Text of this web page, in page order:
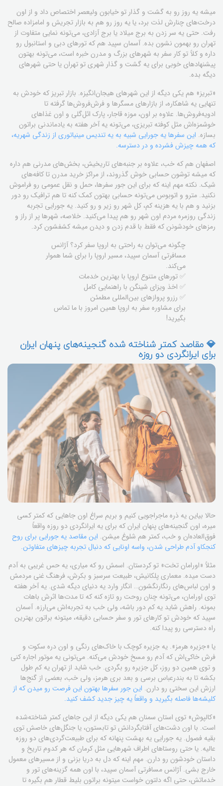
میشه یه روز رو به گشت و گذار تو خیابون ولیعصر اختصاص داد و از اون
درخت‌های چنارش لذت برد، یا یه روز رو هم به بازار تجریش و امامزاده صالح
رفت. حتی یه سر زدن به برج میلاد یا برج آزادی، می‌تونه نمایی متفاوت از
تهران رو بهمون نشون بده. آسمان سپید هم که تورهای دبی و استانبول رو
داره و کلاً تو کار سفر به شهرهای بزرگ و مدرن خبره است، می‌تونه بهتون
پیشنهادهای خوبی برای یه گشت و گذار شهری تو تهران یا حتی شهرهای
دیگه بده.
«تبریز» هم یکی دیگه از این شهرهای هیجان‌انگیزه. بازار تبریز که خودش به
تنهایی یه شاهکاره، از بازارهای مسگرها و فرش‌فروش‌ها گرفته تا
ادویه‌فروش‌ها. علاوه بر اون، موزه قاجار، پارک ائل‌گلی و اون غذاهای
خوشمزه‌اش مثل کوفته تبریزی، می‌تونه یه آخر هفته به یادماندنی براتون
بسازه. این سفرها یه جورایی شبیه به یه تندیس مینیاتوری از زندگی شهریه،
که همه چیزش فشرده و در دسترسه.
اصفهان هم که خب، علاوه بر جنبه‌های تاریخیش، بخش‌های مدرنی هم داره
که میشه توشون حسابی خوش گذروند، از مراکز خرید مدرن تا کافه‌های
شیک. نکته مهم اینه که برای این جور سفرها، حمل و نقل عمومی رو فراموش
نکنید. مترو و اتوبوس می‌تونه حسابی بهتون کمک کنه تا هم ترافیک رو دور
بزنید و هم با یه هزینه کم، کل شهر رو زیر و رو کنید. یه جورایی تجربه
زندگی روزمره مردم اون شهر رو هم پیدا می‌کنید. خلاصه، شهرها پر از راز و
رمزهای خودشونن که فقط با قدم زدن و دیدن میشه کشفشون کرد.
چگونه می‌توان به راحتی به اروپا سفر کرد؟ آژانس
مسافرتی آسمان سپید، مسیر اروپا را برای شما هموار
می‌کند.
✅ تورهای متنوع اروپا با بهترین خدمات
✅ اخذ ویزای شینگن با راهنمایی کامل
✅ رزرو پروازهای بین‌المللی مطمئن
برای مشاوره سفر به اروپا همین امروز با ما تماس
بگیرید!
💎 مقاصد کمتر شناخته شده گنجینه‌های پنهان ایران
برای ایرانگردی دو روزه
حالا بیاین یه ذره ماجراجویی کنیم و بریم سراغ اون جاهایی که کمتر کسی
میره، اون گنجینه‌های پنهان ایران که برای یه ایرانگردی دو روزه واقعاً
فوق‌العاده‌ان و خب، کمتر هم شلوغ میشن. این مقاصد یه جورایی برای روح
کنجکاو آدم طراحی شدن، واسه اونایی که دنبال تجربه چیزهای متفاوتن.
مثلاً «اورامان تخت» تو کردستان. اسمش رو که میاری، یه حس غریبی به آدم
دست میده. معماری پلکانیش، طبیعت سرسبز و بکرش، فرهنگ غنی مردمش
و اون لباس‌های رنگارنگشون… انگار وارد یه دنیای دیگه شدی. یه آخر هفته
توی اورامان، می‌تونه چنان روحت رو تازه کنه که تا مدت‌ها اثرش باهات
بمونه. راهش شاید یه کم دور باشه، ولی خب به تجربه‌اش می‌ارزه. آسمان
سپید که خودش تو کارهای تور و سفر حسابی دقیقه، میتونه براتون بهترین
راه دسترسی رو پیدا کنه.
یا «جزیره هرمز». یه جزیره کوچک با خاک‌های رنگی و اون دره سکوت و
فرش خاکی‌اش که آدم رو مسخ خودش می‌کنه. می‌تونی یه موتور اجاره کنی
و توی همین دو روز، کل جزیره رو بگردی. خب شاید از تهران یه کم طول
بکشه تا به بندرعباس برسی و بعد بری هرمز، ولی خب، بعضی از گنج‌ها
ارزش این سختی رو دارن. این جور سفرها بهتون این فرصت رو میدن که از
کلیشه‌ها فاصله بگیرید و واقعاً یه چیز جدید کشف کنید.
«کالپوش» توی استان سمنان هم یکی دیگه از این جاهای کمتر شناخته‌شده
است. با اون دشت‌های آفتابگردانش تو تابستون، یا جنگل‌های خاصش توی
بقیه فصول. یه جورایی یه بهشت پنهانه که برای طبیعت‌گردی‌های دو روزه
عالیه. یا حتی روستاهای اطراف شهرهایی مثل کرمان که هر کدوم تاریخ و
داستان خودشون رو دارن. مهم اینه که دل به دریا بزنی و از مسیرهای معمول
خارج بشی. آژانس مسافرتی آسمان سپید، با اون همه گزینه‌های تور و
خدماتش، حتی اگه دلتون خواست میتونه براتون بلیط قطار هم بگیره تا